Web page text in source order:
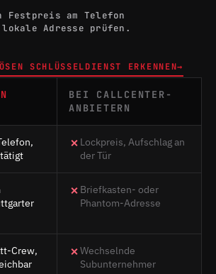
am Telefon
Adresse prüfen.
SCHLÜSSELDIENST ERKENNEN→
BEI CALLCENTER-
ANBIETERN
Lockpreis, Aufschlag an
der Tür
Briefkasten- oder
Phantom-Adresse
Crew,
Wechselnde
Subunternehmer